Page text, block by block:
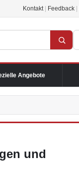
Kontakt Feedback
Angebote
und